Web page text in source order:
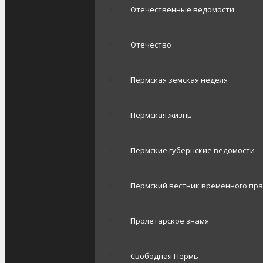
Отечественные ведомости
Отечество
Пермская земская неделя
Пермская жизнь
Пермские губернские ведомости
Пермский вестник временного
Пролетарское знамя
Свободная Пермь